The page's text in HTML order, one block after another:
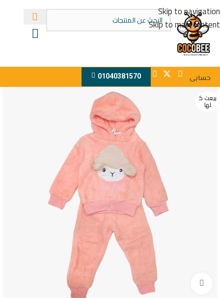
Skip to navigation
Skip to main content
حسابى 01040381570
بيعت ك
لها
اضغط للتكبير